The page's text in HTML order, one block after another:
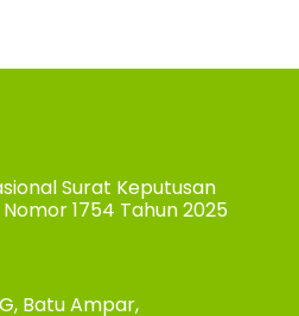
Surat Keputusan
1754 Tahun 2025
Batu Ampar,